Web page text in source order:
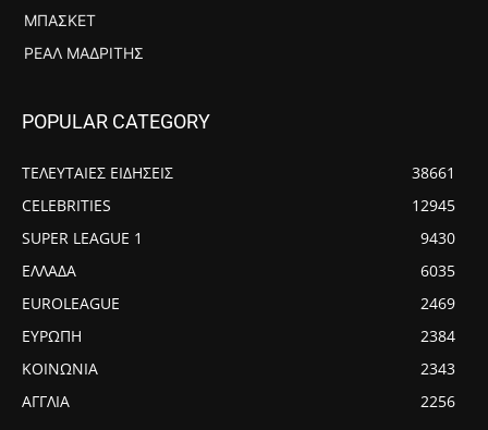
ΜΠΆΣΚΕΤ
ΡΕΆΛ ΜΑΔΡΊΤΗΣ
POPULAR CATEGORY
ΤΕΛΕΥΤΑΙΕΣ ΕΙΔΗΣΕΙΣ
38661
CELEBRITIES
12945
SUPER LEAGUE 1
9430
ΕΛΛΑΔΑ
6035
EUROLEAGUE
2469
ΕΥΡΩΠΗ
2384
ΚΟΙΝΩΝΙΑ
2343
ΑΓΓΛΙΑ
2256